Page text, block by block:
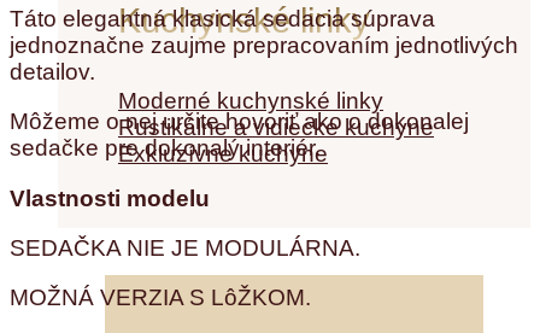
Kuchynské linky
Moderné kuchynské linky
Rustikálne a vidiecke kuchyne
Exkluzívne kuchyne
Táto elegantná klasická sedacia súprava
jednoznačne zaujme prepracovaním jednotlivých
detailov.
Môžeme o nej určite hovoriť ako o dokonalej
sedačke pre dokonalý interiér.
Vlastnosti modelu
SEDAČKA NIE JE MODULÁRNA.
MOŽNÁ VERZIA S LôŽKOM.